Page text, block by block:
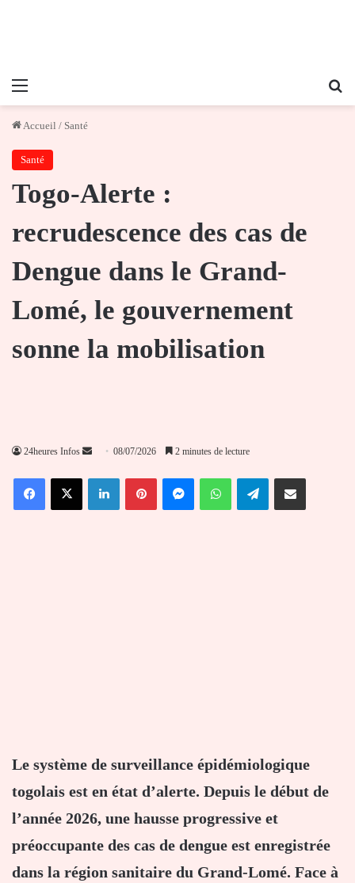
Menu
Accueil / Santé
Santé
Togo-Alerte :
recrudescence des cas de
Dengue dans le Grand-
Lomé, le gouvernement
sonne la mobilisation
24heures Infos
Envoyer
courriel
08/07/2026 2 minutes de lecture
FacebookX LinkedinPinterestMessengerWhatsAppTelegramPartager par email
Le système de surveillance épidémiologique
togolais est en état d’alerte. Depuis le début de
l’année 2026, une hausse progressive et
préoccupante des cas de dengue est enregistrée
dans la région sanitaire du Grand-Lomé. Face à